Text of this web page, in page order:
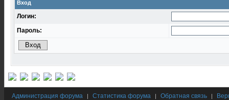
Вход
Логин:
Пароль:
Администрация форума | Статистика форума | Обратная связь |